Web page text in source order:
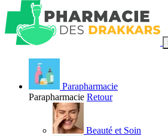
Parapharmacie
Parapharmacie Retour
Beauté et Soin